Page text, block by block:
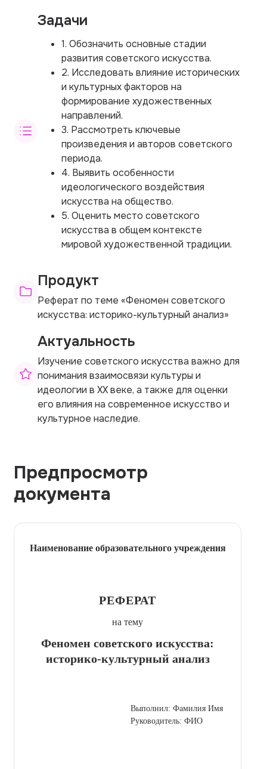
Задачи
1. Обозначить основные стадии
развития советского искусства.
2. Исследовать влияние исторических
и культурных факторов на
формирование художественных
направлений.
3. Рассмотреть ключевые
произведения и авторов советского
периода.
4. Выявить особенности
идеологического воздействия
искусства на общество.
5. Оценить место советского
искусства в общем контексте
мировой художественной традиции.
Продукт
Реферат по теме «Феномен советского
искусства: историко-культурный анализ»
Актуальность
Изучение советского искусства важно для
понимания взаимосвязи культуры и
идеологии в XX веке, а также для оценки
его влияния на современное искусство и
культурное наследие.
Предпросмотр
документа
Наименование образовательного учреждения
РЕФЕРАТ
на тему
Феномен советского искусства:
историко-культурный анализ
Выполнил: Фамилия Имя
Руководитель: ФИО